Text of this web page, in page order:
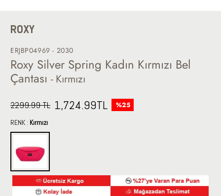
ROXY
ERJBP04969 - 2030
Roxy Silver Spring Kadın Kırmızı Bel
Çantası - Kırmızı
2299.99 TL 1,724.99TL %25
RENK : Kırmızı